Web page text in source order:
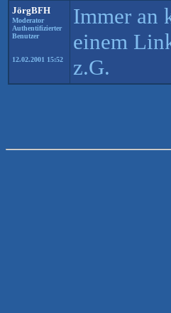
JörgBFH
Moderator
Authentifizierter
Benutzer
12.02.2001 15:52
Immer an
einem
z.G.